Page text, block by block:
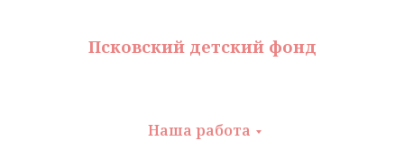
Псковский детский фонд
Наша работа